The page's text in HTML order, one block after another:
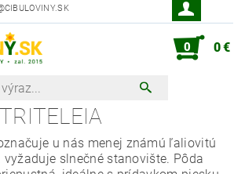
0 0 €
u nás menej známú ľaliovitú
slnečné stanovište. Pôda
Peter